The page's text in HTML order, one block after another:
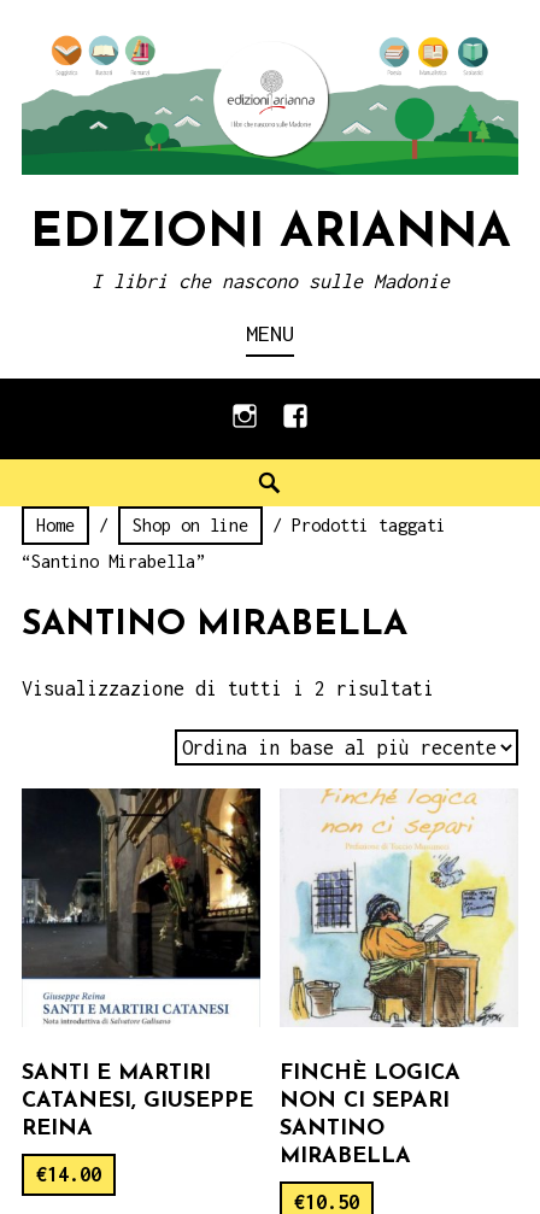
content
EDIZIONI ARIANNA
I libri che nascono sulle Madonie
MENU
instagramfacebook
Home / Shop on line
/ Prodotti taggati
“Santino Mirabella”
SANTINO MIRABELLA
Visualizzazione di tutti i 2 risultati
SANTI E MARTIRI
CATANESI, GIUSEPPE
REINA
€14.00
FINCHÈ LOGICA
NON CI SEPARI
SANTINO
MIRABELLA
€10.50